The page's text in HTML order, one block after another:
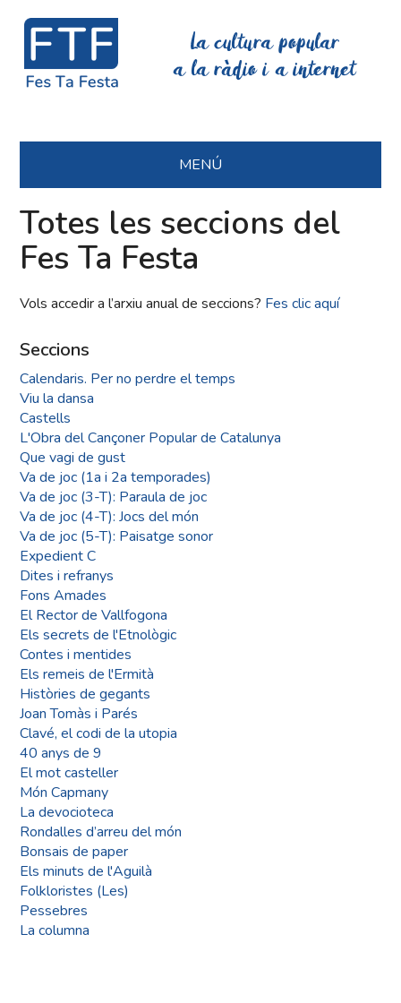
La cultura popular
a la ràdio i a internet
MENÚ
Totes les seccions del
Fes Ta Festa
Vols accedir a l’arxiu anual de seccions? Fes clic aquí
Seccions
Calendaris. Per no perdre el temps
Viu la dansa
Castells
L'Obra del Cançoner Popular de Catalunya
Que vagi de gust
Va de joc (1a i 2a temporades)
Va de joc (3-T): Paraula de joc
Va de joc (4-T): Jocs del món
Va de joc (5-T): Paisatge sonor
Expedient C
Dites i refranys
Fons Amades
El Rector de Vallfogona
Els secrets de l'Etnològic
Contes i mentides
Els remeis de l'Ermità
Històries de gegants
Joan Tomàs i Parés
Clavé, el codi de la utopia
40 anys de 9
El mot casteller
Món Capmany
La devocioteca
Rondalles d’arreu del món
Bonsais de paper
Els minuts de l'Aguilà
Folkloristes (Les)
Pessebres
La columna